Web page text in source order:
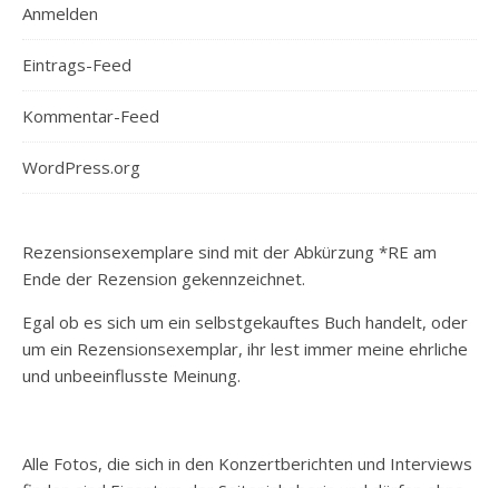
Anmelden
Eintrags-Feed
Kommentar-Feed
WordPress.org
Rezensionsexemplare sind mit der Abkürzung *RE am
Ende der Rezension gekennzeichnet.
Egal ob es sich um ein selbstgekauftes Buch handelt, oder
um ein Rezensionsexemplar, ihr lest immer meine ehrliche
und unbeeinflusste Meinung.
Alle Fotos, die sich in den Konzertberichten und Interviews